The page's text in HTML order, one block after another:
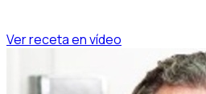
Ver receta en vídeo